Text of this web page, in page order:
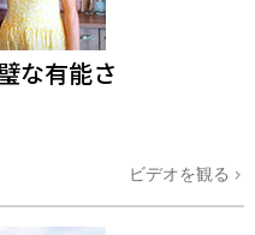
な有能さ
ビデオを観る